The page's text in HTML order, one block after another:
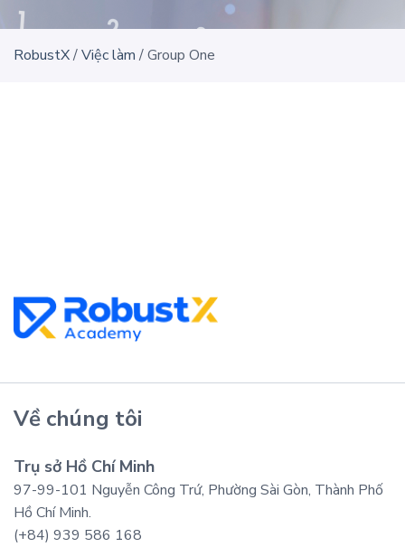
RobustX/Việc làm/Group One
Về chúng tôi
Trụ sở Hồ Chí Minh
97-99-101 Nguyễn Công Trứ, Phường Sài Gòn, Thành Phố
Hồ Chí Minh.
(+84) 939 586 168